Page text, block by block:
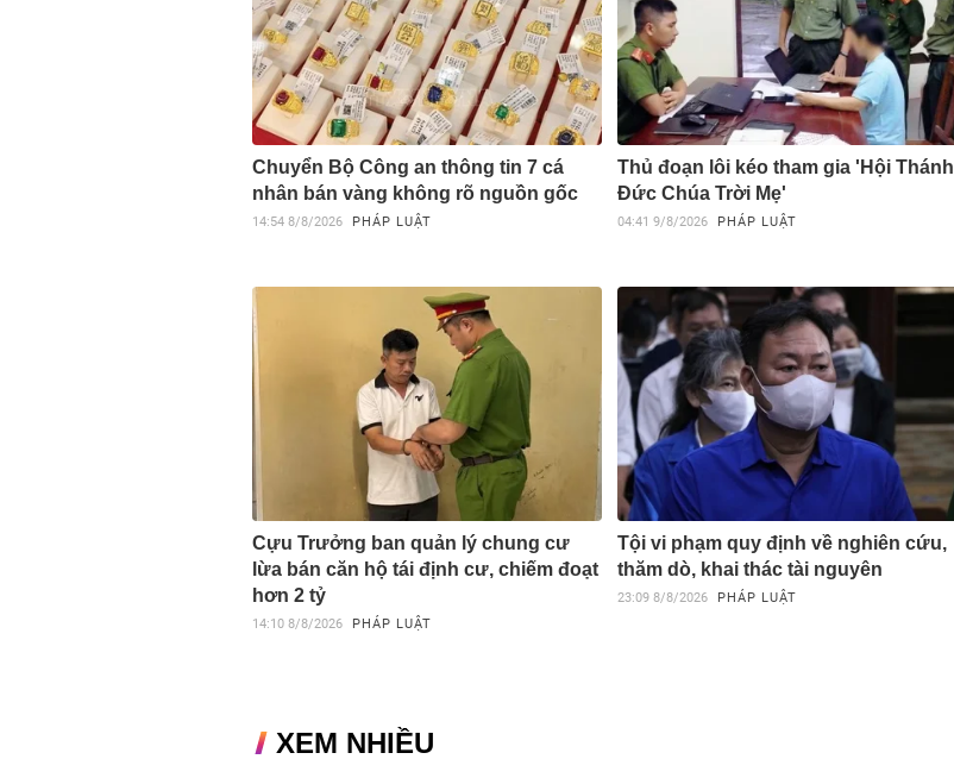
Chuyển Bộ Công an thông tin 7 cá
nhân bán vàng không rõ nguồn gốc
14:54 8/8/2026 PHÁP LUẬT
Thủ đoạn lôi kéo tham gia 'Hội Thánh
Đức Chúa Trời Mẹ'
04:41 9/8/2026 PHÁP LUẬT
Cựu Trưởng ban quản lý chung cư
lừa bán căn hộ tái định cư, chiếm đoạt
hơn 2 tỷ
14:10 8/8/2026 PHÁP LUẬT
Tội vi phạm quy định về nghiên cứu,
thăm dò, khai thác tài nguyên
23:09 8/8/2026 PHÁP LUẬT
XEM NHIỀU